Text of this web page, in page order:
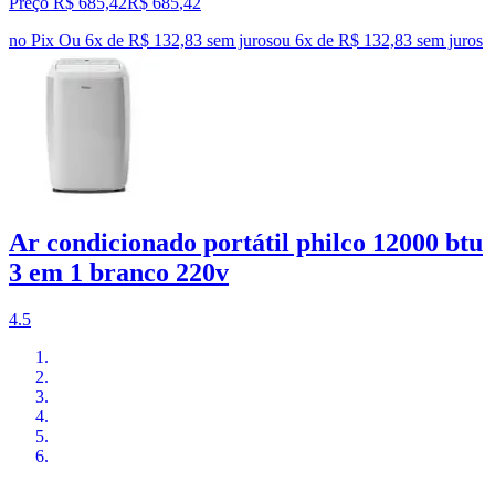
no Pix Ou 6x de R$ 132,83 sem jurosou 6x de R$ 132,83 sem juros
Ar condicionado portátil philco 12000 btu
3 em 1 branco 220v
4.5